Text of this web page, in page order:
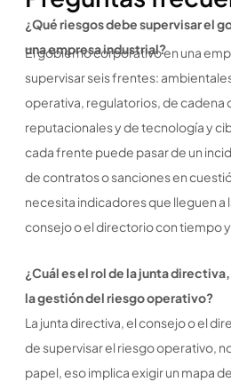
¿Qué riesgos debe supervisar el
una empresa industrial?
El gobierno corporativo en una
supervisar seis frentes:
operativa, regulatorios, de cadena
reputacionales y de tecnología y
cada frente puede pasar de un
de contratos o sanciones en
necesita indicadores que lleguen a
consejo o el directorio con tiempo
¿Cuál es el rol de la junta
la gestión del riesgo operativo?
La junta directiva, el consejo o el
de supervisar el riesgo operativo,
papel, eso implica exigir un mapa